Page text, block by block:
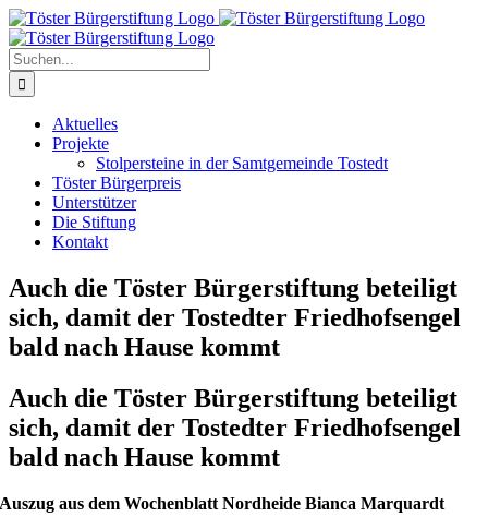
Zum
Inhalt
springen
Suche
nach:
Aktuelles
Projekte
Stolpersteine in der Samtgemeinde Tostedt
Töster Bürgerpreis
Unterstützer
Die Stiftung
Kontakt
Auch die Töster Bürgerstiftung beteiligt
sich, damit der Tostedter Friedhofsengel
bald nach Hause kommt
Auch die Töster Bürgerstiftung beteiligt
sich, damit der Tostedter Friedhofsengel
bald nach Hause kommt
Auszug aus dem Wochenblatt Nordheide Bianca Marquardt